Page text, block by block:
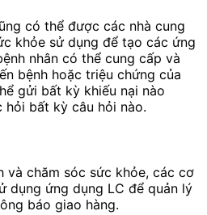
có thể được các nhà cung
khỏe sử dụng để tạo các ứng
nhân có thể cung cấp và
bệnh hoặc triệu chứng của
gửi bất kỳ khiếu nại nào
hỏi bất kỳ câu hỏi nào.
và chăm sóc sức khỏe, các cơ
dụng ứng dụng LC để quản lý
báo giao hàng.